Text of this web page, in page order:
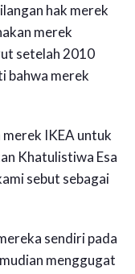
hak merek
merek
setelah 2010
bahwa merek
IKEA untuk
Khatulistiwa Esa
sebut sebagai
sendiri pada
menggugat